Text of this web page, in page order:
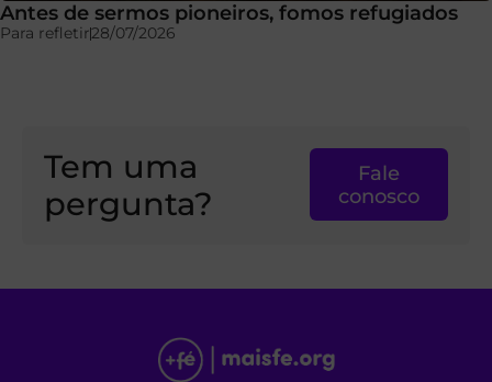
Antes de sermos pioneiros, fomos refugiados
Para refletir28/07/2026
Tem uma
pergunta?
Fale
conosco